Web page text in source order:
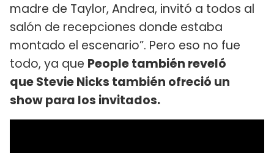
madre de Taylor, Andrea, invitó a todos al
salón de recepciones donde estaba
montado el escenario”. Pero eso no fue
todo, ya que People también reveló
que Stevie Nicks también ofreció un
show para los invitados.